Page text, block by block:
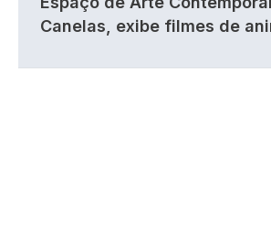
Canelas, exibe filmes de